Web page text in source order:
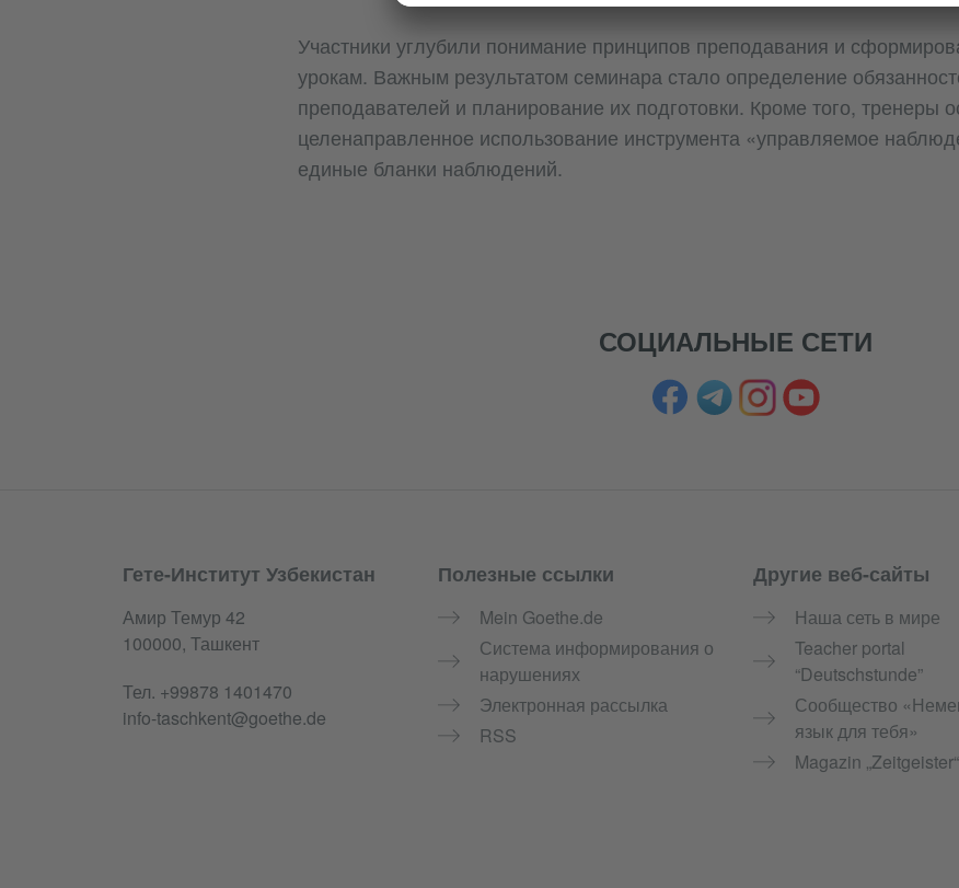
Участники углубили понимание принципов преподавания и
урокам. Важным результатом семинара стало определение
преподавателей и планирование их подготовки. Кроме того, тренеры
целенаправленное использование инструмента «управляемое
единые бланки наблюдений.
СОЦИАЛЬНЫЕ СЕТИ
Service- und Informationsbereich
Гете-Институт Узбекистан
Амир Темур 42
100000, Ташкент
Тел. +99878 1401470
info-taschkent@goethe.de
Полезные ссылки
Mein Goethe.de
Система информирования о
нарушениях
Электронная рассылка
RSS
Другие веб-сайты
Наша сеть в мире
Teacher portal
“Deutschstunde”
Сообщество
язык для тебя»
Magazin „Zeitgeister“